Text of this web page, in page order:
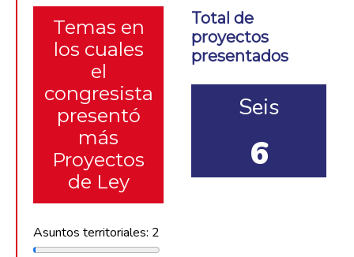
Temas en
los cuales
el
congresista
presentó
más
Proyectos
de Ley
Asuntos territoriales: 2
Total de
proyectos
presentados
Seis
6